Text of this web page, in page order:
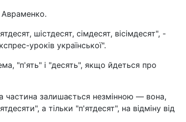
шістдесят, сімдесят, вісімдесят", -
уроків української".
"п'ять" і "десять", якщо йдеться про
частина залишається незмінною — вона,
а тільки "п'ятдесят", на відміну від